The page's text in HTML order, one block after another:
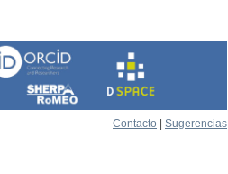
Contacto Sugerencias